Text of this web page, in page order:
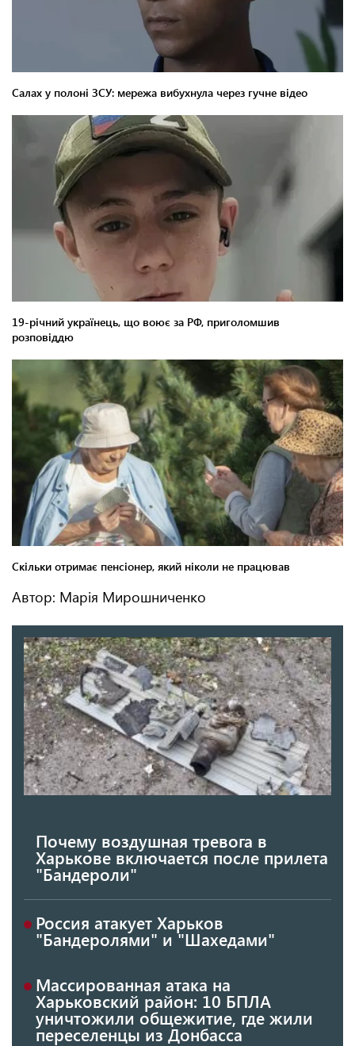
Автор: Марія Мирошниченко
Почему воздушная тревога в
Харькове включается после прилета
"Бандероли"
Россия атакует Харьков
"Бандеролями" и "Шахедами"
Массированная атака на
Харьковский район: 10 БПЛА
уничтожили общежитие, где жили
переселенцы из Донбасса